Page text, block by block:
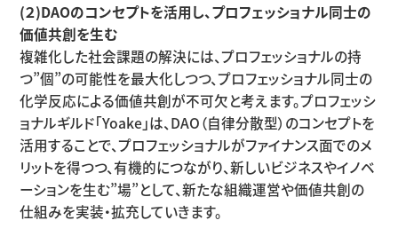
(２)DAOのコンセプトを活用し、プロフェッショナル同士の
価値共創を生む
複雑化した社会課題の解決には、プロフェッショナルの持
つ”個”の可能性を最大化しつつ、プロフェッショナル同士の
化学反応による価値共創が不可欠と考えます。プロフェッシ
ョナルギルド「Yoake」は、DAO（自律分散型）のコンセプトを
活用することで、プロフェッショナルがファイナンス面でのメ
リットを得つつ、有機的につながり、新しいビジネスやイノベ
ーションを生む”場”として、新たな組織運営や価値共創の
仕組みを実装・拡充していきます。